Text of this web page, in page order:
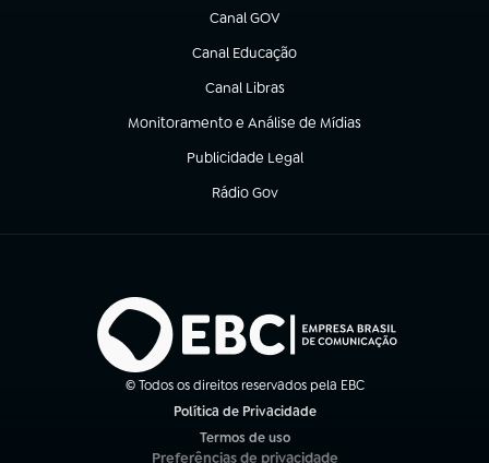
Canal GOV
(abre em nova aba)
Canal Educação
(abre em nova aba)
Canal Libras
(abre em nova aba)
Monitoramento e Análise de Mídias
(abre em nova aba)
Publicidade Legal
(abre em nova aba)
Rádio Gov
(abre em nova aba)
© Todos os direitos reservados pela EBC
Política de Privacidade
Termos de uso
(abre em nova aba)
Preferências de privacidade